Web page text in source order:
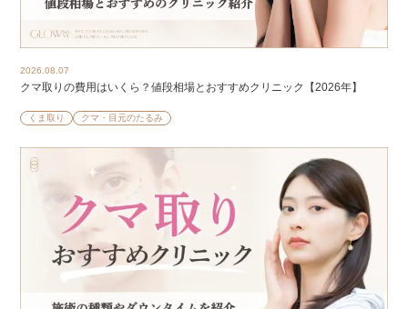
2026.08.07
クマ取りの費用はいくら？値段相場とおすすめクリニック【2026年】
くま取り クマ・目元のたるみ